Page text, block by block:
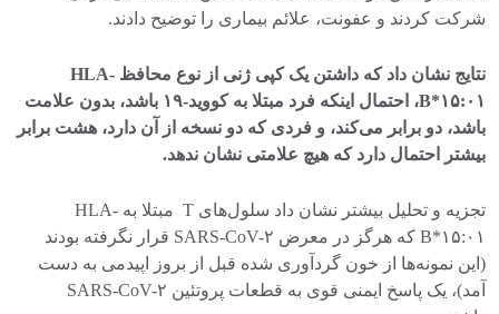
شرکت کردند و عفونت، علائم بیماری را توضیح دادند.
نتایج نشان داد که داشتن یک کپی ژنی از نوع محافظ HLA-
B*۱۵:۰۱، احتمال اینکه فرد مبتلا به کووید-۱۹ باشد، بدون علامت
باشد، دو برابر می‌کند، و فردی که دو نسخه از آن دارد، هشت برابر
بیشتر احتمال دارد که هیچ علامتی نشان ندهد.
تجزیه و تحلیل بیشتر نشان داد سلول‌های T مبتلا به HLA-
B*۱۵:۰۱ که هرگز در معرض SARS-CoV-۲ قرار نگرفته بودند
(این نمونه‌ها از خون گردآوری شده قبل از بروز اپیدمی به دست
آمد)، یک پاسخ ایمنی قوی به قطعات پروتئین SARS-CoV-۲